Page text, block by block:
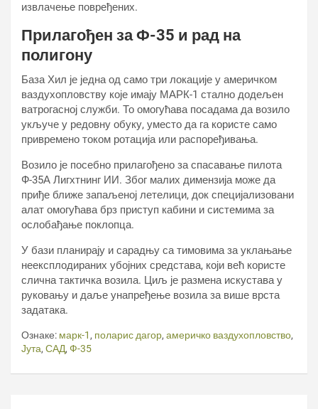
извлачење повређених.
Прилагођен за Ф-35 и рад на
полигону
База Хил је једна од само три локације у америчком
ваздухопловству које имају МАРК-1 стално додељен
ватрогасној служби. То омогућава посадама да возило
укључе у редовну обуку, уместо да га користе само
привремено током ротација или распоређивања.
Возило је посебно прилагођено за спасавање пилота
Ф-35А Лигхтнинг ИИ. Због малих димензија може да
приђе ближе запаљеној летелици, док специјализовани
алат омогућава брз приступ кабини и системима за
ослобађање поклопца.
У бази планирају и сарадњу са тимовима за уклањање
неексплодираних убојних средстава, који већ користе
слична тактичка возила. Циљ је размена искустава у
руковању и даље унапређење возила за више врста
задатака.
Ознаке: марк-1 , поларис дагор, америчко ваздухопловство,
Јута, САД, Ф-35